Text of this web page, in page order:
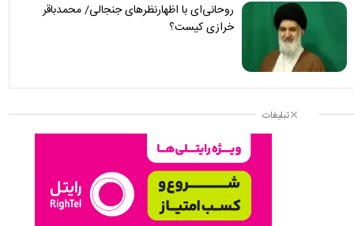
روحانی‌ای با اظهارنظرهای جنجالی/ محمدباقر
خرازی کیست؟
تبلیغات